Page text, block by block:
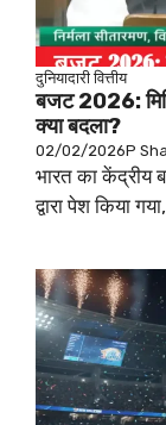
दुनियादारी वित्तीय
बजट 2026:
क्या बदला?
02/02/2026P
भारत का केंद्रीय
द्वारा पेश किया